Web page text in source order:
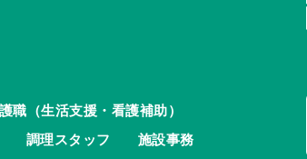
職（生活支援・看護補助）
調理スタッフ
施設事務